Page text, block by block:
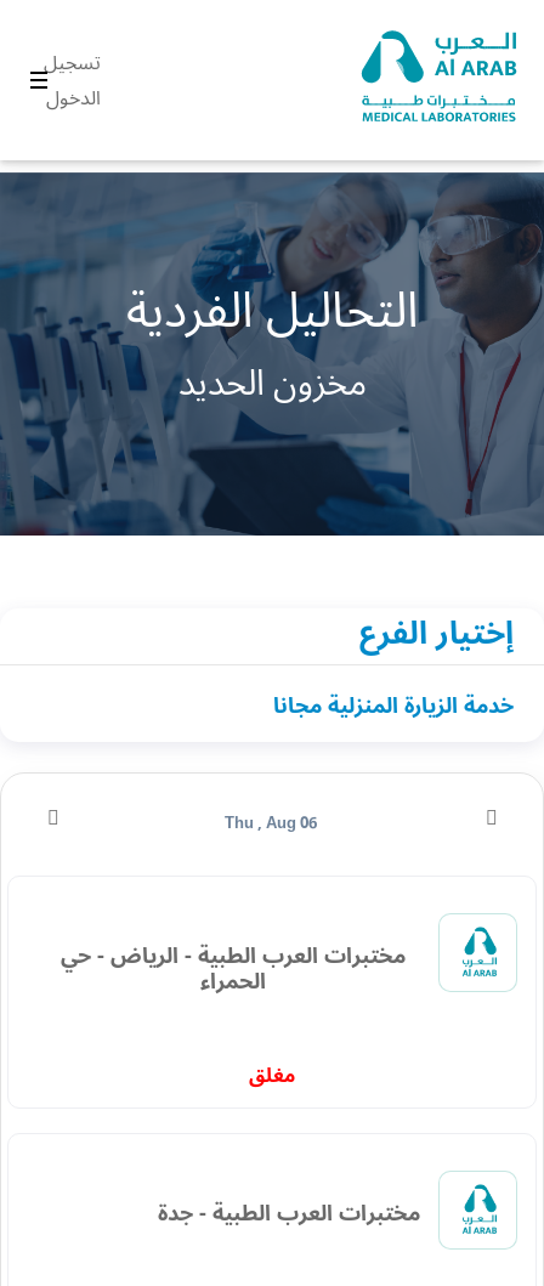
تسجيل
الدخول
التحاليل الفردية
مخزون الحديد
إختيار الفرع
خدمة الزيارة المنزلية مجانا
مختبرات العرب الطبية - الرياض - حي
الحمراء
مغلق
مختبرات العرب الطبية - جدة